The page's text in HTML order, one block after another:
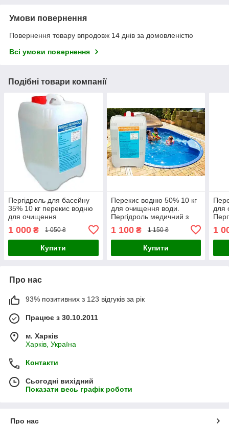
Умови повернення
Повернення товару впродовж 14 днів за домовленістю
Всі умови повернення
Подібні товари компанії
Пергідроль для басейну
35% 10 кг перекис водню
для очищення
басейну.ВІДПРАВЛЯЄМО!
1 000 ₴ 1 050 ₴
Купити
Перекис водню 50% 10 кг
для очищення води.
Пергідроль медичний з
ВІДПРАВЛЯЄМО!
1 100₴ 1 150 ₴
Купити
для
1
Про нас
93% позитивних з 123 відгуків за рік
Працює з 30.10.2011
м. Харків
Харків, Україна
Контакти
Сьогодні вихідний
Показати весь графік роботи
Про нас